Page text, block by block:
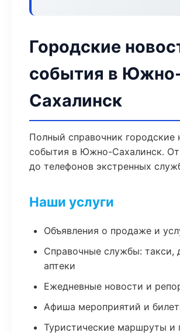
Городские
события в
Сахалинск
Полный справочник городские
события в Южно-Сахалинск. От
до телефонов экстренных
Наши услуги
Объявления о продаже и
Справочные службы: такси,
аптеки
Ежедневные новости и
Афиша мероприятий и
Туристические маршруты и